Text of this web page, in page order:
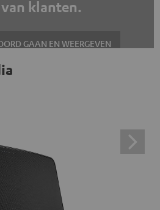
klanten.
GAAN EN WEERGEVEN
Schakel dit in de gegevensinstellingen
ermee in dat je de externe
dat persoonlijke
doorgegeven aan platforms
hierover vind je in ons